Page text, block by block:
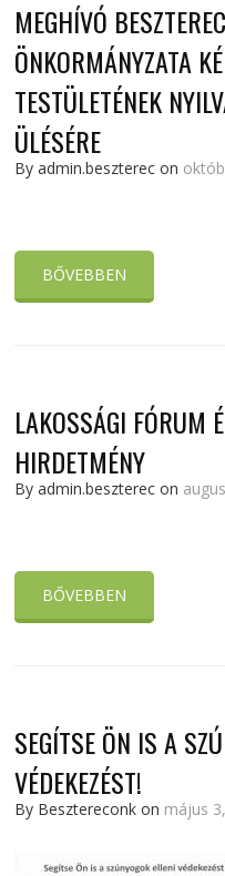
MEGHÍVÓ
ÖNKORMÁNYZATA
TESTÜLETÉNEK
ÜLÉSÉRE
By admin.beszterec on
BŐVEBBEN
LAKOSSÁGI FÓRUM
HIRDETMÉNY
By admin.beszterec on
BŐVEBBEN
SEGÍTSE ÖN IS A
VÉDEKEZÉST!
By Besztereconk on május